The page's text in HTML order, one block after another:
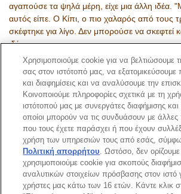
αγαπούσε τα ψηλά μέρη, είχε μια άλλη ιδέα.
αυτός είπε. Ο Κίπι, ο πιο χαλαρός από τους
σκέφτηκε για λίγο. Δεν μπορούσε να σκεφτεί
ιδέα.．．．．
Περισσότερα
Σελίδα Καταλόγου
Χρησιμοποιούμε cookie για να βελτιώσουμε
σας στον ιστότοπό μας, να εξατομικεύσουμε
και διαφημίσεις και να αναλύσουμε την
Κοινοποιούμε πληροφορίες σχετικά με τη
ιστότοπού μας με συνεργάτες διαφήμισης
οποίοι μπορούν να τις συνδυάσουν με άλλες
που τους έχετε παράσχει ή που έχουν
χρήση των υπηρεσιών τους από εσάς,
Πολιτική απορρήτου. Ωστόσο, δεν ορίζουμε
χρησιμοποιούμε cookie για σκοπούς
αναλυτικών στοιχείων πρόσβασης στον ιστό
χρήστες μας κάτω των 16 ετών. Κάντε κλικ